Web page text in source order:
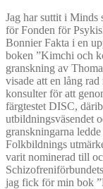
Jag har suttit i Minds
för Fonden för
Bonnier Fakta i en
boken ”Kimchi och
granskning av
visade att en lång
konsulter för att
färgtestet DISC,
utbildningsväsendet
granskningarna
Folkbildnings
varit nominerad till
jag fick för min bok